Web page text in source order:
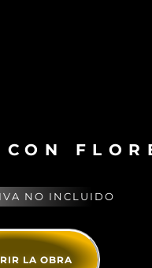
IVA NO INCLUIDO
LA OBRA